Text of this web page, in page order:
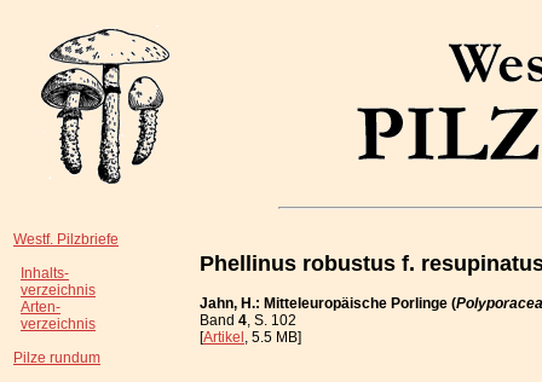
Westf. Pilzbriefe
Inhalts-
verzeichnis
Arten-
verzeichnis
Pilze rundum
Phellinus robustus f.
Jahn, H.: Mitteleuropäische Porlinge (
Band 4, S. 102
[Artikel, 5.5 MB]